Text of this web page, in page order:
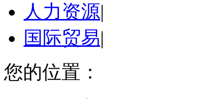
人力资源|
国际贸易|
您的位置：